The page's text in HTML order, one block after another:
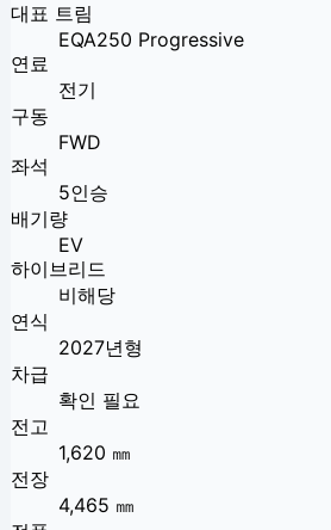
대표 트림
EQA250 Progressive
연료
전기
구동
FWD
좌석
5인승
배기량
EV
하이브리드
비해당
연식
2027년형
차급
확인 필요
전고
1,620 ㎜
전장
4,465 ㎜